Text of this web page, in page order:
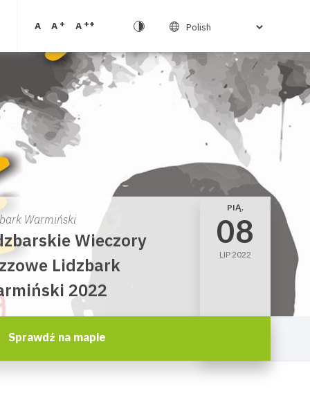
A A + A ++
Warmiński
Wieczory
Lidzbark
2022
PIĄ.
08
LIP 2022
Sprawdź na mapie